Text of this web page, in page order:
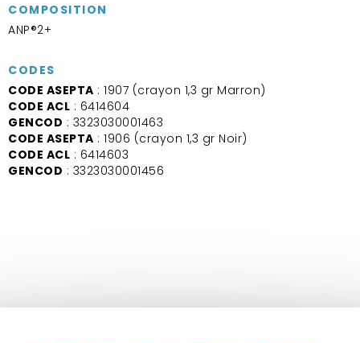
COMPOSITION
ANP®2+
CODES
CODE ASEPTA : 1907 (crayon 1,3 gr Marron)
CODE ACL : 6414604
GENCOD : 3323030001463
CODE ASEPTA : 1906 (crayon 1,3 gr Noir)
CODE ACL : 6414603
GENCOD : 3323030001456